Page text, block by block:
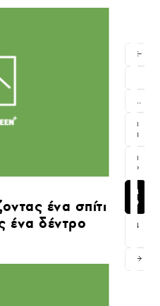
ένα σπίτι
ένα δέντρο
…
3
8
3
9
4
0
4